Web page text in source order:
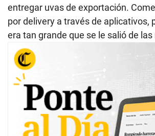
entregar uvas de exportación.
por delivery a través de aplicativos,
era tan grande que se le salió de